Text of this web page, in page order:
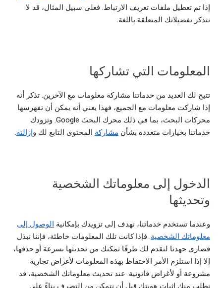
إذا تم تعطيل ملفات تعريف الارتباط. فعلى سبيل المثال، قد لا
نتذكر تفضيلاتك المتعلقة باللغة.
المعلومات التي تشاركها
تتيح لك العديد من خدماتنا مشاركة معلومات مع الآخرين. تذكر أنه
إذا شاركت معلومات مع الجميع، فهذا يعني أنه يمكن أن تفهرسها
محركات البحث، بما في ذلك محرك البحث Google. وتزودك
خدماتنا بخيارات متعددة بشأن مشاركة المحتوى التابع لك وإزالته.
الدخول إلى معلوماتك الشخصية
وتحديثها
وعندما تستخدم خدماتنا، نهدف إلى تزويدك بإمكانية الوصول إلى
معلوماتك الشخصية. فإذا كانت تلك المعلومات خاطئة، فإننا نبذل
قصارى جهدنا لنقدم لك طرقًا تمكنك من تحديثها بسرعة أو حذفها،
إلا إذا استلزم الأمر الاحتفاظ بهذه المعلومات لأغراض تجارية
مشروعة أو لأغراض قانونية. عند تحديث معلوماتك الشخصية، قد
نطلب منك إثبات هويتك قبل أن نتمكن من التصرف بناءً على